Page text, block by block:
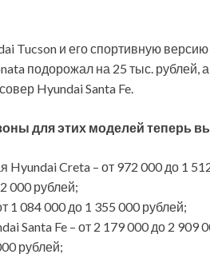
Tucson и его спортивную
подорожал на 25 тыс.
Hyundai Santa Fe.
для этих моделей теперь
Hyundai Creta – от 972 000 до 1
000 рублей;
1 084 000 до 1 355 000 рублей;
Santa Fe – от 2 179 000 до 2 909
рублей;